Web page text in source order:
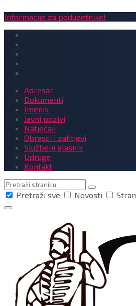
Informacije za poduzetnike!
Adresar
Dokumenti
Imenik
Javni pozivi
Natječaji
Obrasci i zahtjevi
Službeni glasnik
Udruge
Kontakt
Pretraga
Pretraži sve
Novosti